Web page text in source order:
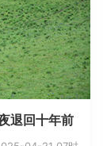
退回十年前